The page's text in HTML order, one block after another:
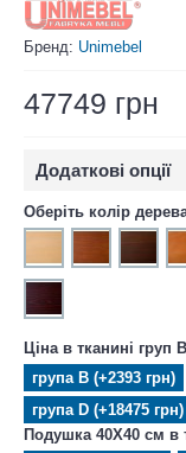
Бренд: Unimebel
47749 грн
Додаткові опції
Оберіть колір
Ціна в тканині груп
група B (+2393 грн)
група D (+18475 грн)
Подушка 40X40 см в